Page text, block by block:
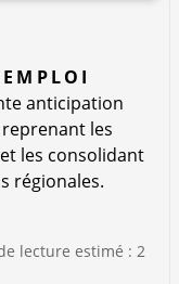
anticipation
les
les consolidant
régionales.
lecture estimé : 2